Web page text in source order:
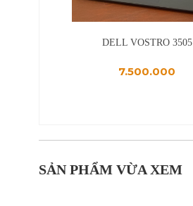
DELL VOSTRO 3505
7.500.000
SẢN PHẨM VỪA XEM